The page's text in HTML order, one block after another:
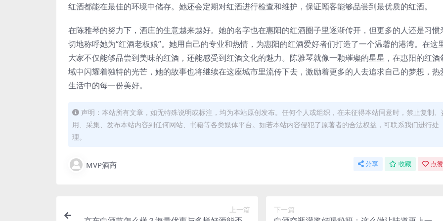
红酒都能在最佳的环境中储存。她还会定期对红酒进行检查和维护，保证顾客能够品尝到最优质的红酒。
在陈雅琴的努力下，酒庄的生意越来越好。她的名字也在惠阳的红酒圈子里逐渐传开，但更多的人还是习惯
切地称呼她为“红酒老板娘”。她用自己的专业和热情，为惠阳的红酒爱好者们打造了一个温馨的港湾。在这
大家不仅能够品尝到美味的红酒，还能感受到红酒文化的魅力。陈雅琴就像一颗璀璨的星星，在惠阳的红酒
域中闪耀着独特的光芒，她的故事也将继续在这座城市里流传下去，激励着更多的人去追求自己的梦想，热
生活中的每一份美好。
声明：本站所有文章，如无特殊说明或标注，均为本站原创发布。任何个人或组织，在未征得本站同意时，禁止复制、
用、采集、发布本站内容到任何网站、书籍等各类媒体平台。如若本站内容侵犯了原著者的合法权益，可联系我们进行处
理。
MVP酒商 分享 收藏 点
上一篇 下一篇